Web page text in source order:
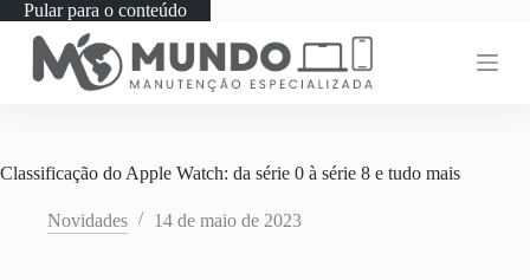
Pular para o conteúdo
Classificação do Apple Watch: da série 0 à série 8 e tudo mais
Novidades 14 de maio de 2023